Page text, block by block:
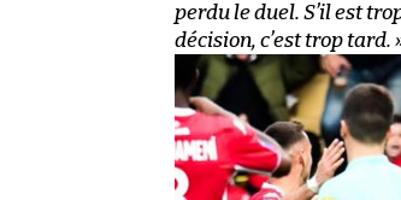
perdu le duel. S’il est
décision, c’est trop tard.